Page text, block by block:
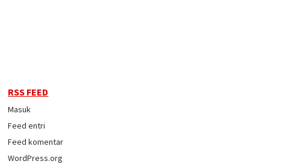
RSS FEED
Masuk
Feed entri
Feed komentar
WordPress.org